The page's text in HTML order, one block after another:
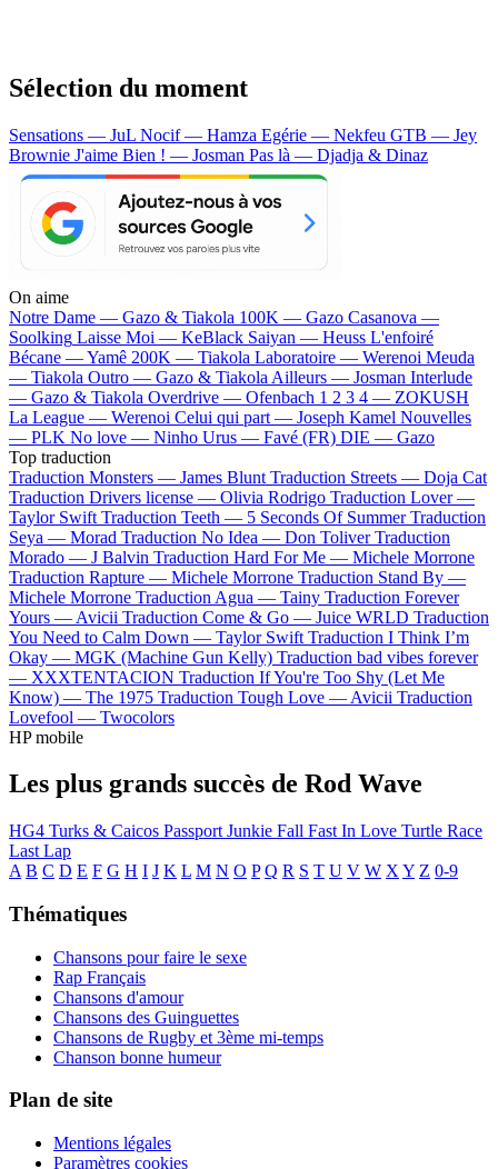
Sélection du moment
Sensations — JuL Nocif — Hamza Egérie — Nekfeu GTB — Jey
Brownie J'aime Bien ! — Josman Pas là — Djadja & Dinaz
On aime
Notre Dame — Gazo & Tiakola 100K — Gazo Casanova —
Soolking Laisse Moi — KeBlack Saiyan — Heuss L'enfoiré
Bécane —Yamê 200K — Tiakola Laboratoire — Werenoi Meuda
— Tiakola Outro — Gazo & Tiakola Ailleurs — Josman Interlude
— Gazo & Tiakola Overdrive — Ofenbach 1 2 3 4 — ZOKUSH
La League — Werenoi Celui qui part — Joseph Kamel Nouvelles
— PLK No love — Ninho Urus — Favé (FR) DIE — Gazo
Top traduction
Traduction Monsters — James Blunt Traduction Streets — Doja Cat
Traduction Drivers license — Olivia Rodrigo Traduction Lover —
Taylor Swift Traduction Teeth — 5 Seconds Of Summer Traduction
Seya — Morad Traduction No Idea — Don Toliver Traduction
Morado — J Balvin Traduction Hard For Me — Michele Morrone
Traduction Rapture — Michele Morrone Traduction Stand By —
Michele Morrone Traduction Agua — Tainy Traduction Forever
Yours — Avicii Traduction Come & Go — Juice WRLD Traduction
You Need to Calm Down — Taylor Swift Traduction I Think I’m
Okay — MGK (Machine Gun Kelly) Traduction bad vibes forever
— XXXTENTACION Traduction If You're Too Shy (Let Me
Know) — The 1975 Traduction Tough Love — Avicii Traduction
Lovefool — Twocolors
HP mobile
Les plus grands succès de Rod Wave
HG4 Turks & Caicos Passport Junkie Fall Fast In Love Turtle Race
Last Lap
A B C D E F G H I J K L M N O P Q R S T U V W X Y Z 0-9
Thématiques
Chansons pour faire le sexe
Rap Français
Chansons d'amour
Chansons des Guinguettes
Chansons de Rugby et 3ème mi-temps
Chanson bonne humeur
Plan de site
Mentions légales
Paramètres cookies